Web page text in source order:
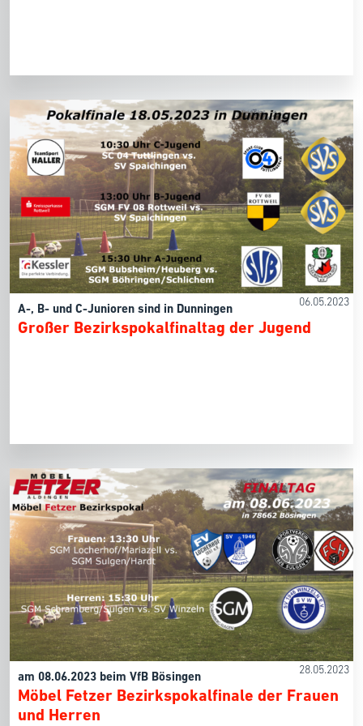
06.05.2023
A-, B- und C-Junioren sind in Dunningen
Großer Bezirkspokalfinaltag der Jugend
28.05.2023
am 08.06.2023 beim VfB Bösingen
Möbel Fetzer Bezirkspokalfinale der Frauen
und Herren